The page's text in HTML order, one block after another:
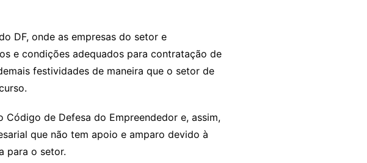
DF, onde as empresas do setor e
e condições adequados para contratação de
festividades de maneira que o setor de
de Defesa do Empreendedor e, assim,
que não tem apoio e amparo devido à
para o setor.